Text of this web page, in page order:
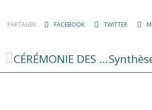
PARTAGER: FACEBOOK TWITTER
CÉRÉMONIE DES VŒUX 2023